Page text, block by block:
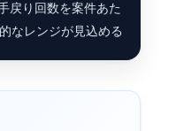
戻り回数を案件あた
なレンジが見込める